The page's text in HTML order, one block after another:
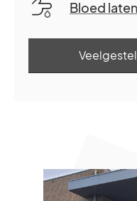
Bloed